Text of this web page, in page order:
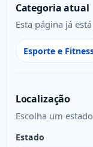
Categoria atual
Esta página já
Esporte e
Localização
Escolha um
Estado